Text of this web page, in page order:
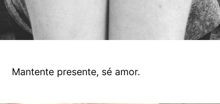
Mantente presente, sé amor.